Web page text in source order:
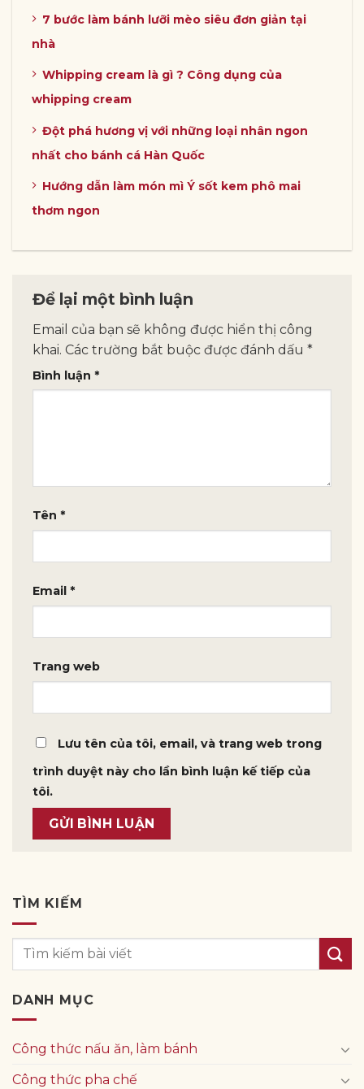
7 bước làm bánh lưỡi mèo siêu đơn giản tại
nhà
Whipping cream là gì ? Công dụng của
whipping cream
Đột phá hương vị với những loại nhân ngon
nhất cho bánh cá Hàn Quốc
Hướng dẫn làm món mì Ý sốt kem phô mai
thơm ngon
Để lại một bình luận
Email của bạn sẽ không được hiển thị công
khai. Các trường bắt buộc được đánh dấu *
Bình luận *
Tên *
Email *
Trang web
Lưu tên của tôi, email, và trang web trong
trình duyệt này cho lần bình luận kế tiếp của
tôi.
TÌM KIẾM
DANH MỤC
Công thức nấu ăn, làm bánh
Công thức pha chế